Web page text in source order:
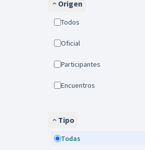
Origen
Todos
Oficial
Participantes
Encuentros
Tipo
Todas